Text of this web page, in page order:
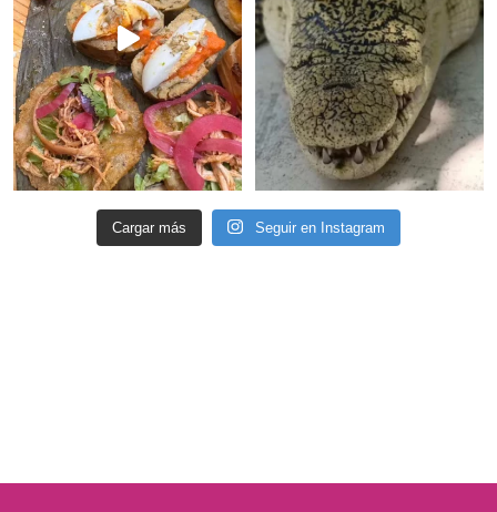
Cargar más Seguir en Instagram